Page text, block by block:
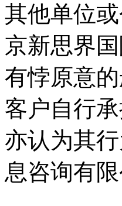
其他单位
京新思界
有悖原意
客户自行
亦认为其
息咨询有